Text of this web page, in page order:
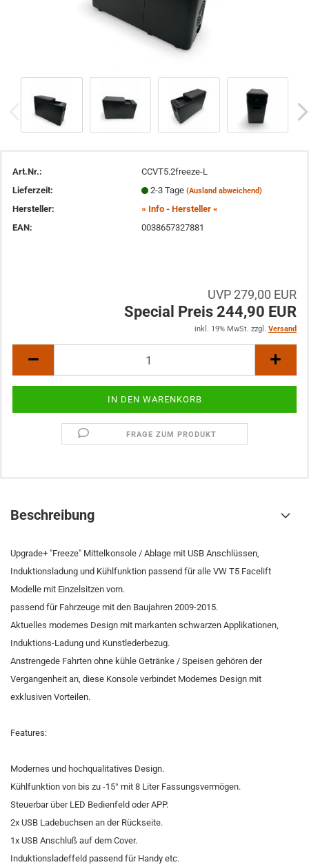
Art.Nr.:
CCVT5.2freeze-L
Lieferzeit:
2-3 Tage (Ausland abweichend)
Hersteller:
» Info - Hersteller «
EAN:
0038657327881
UVP 279,00 EUR
Special Preis 244,90 EUR
inkl. 19% MwSt. zzgl. Versand
FRAGE ZUM PRODUKT
Beschreibung
Upgrade+ "Freeze" Mittelkonsole / Ablage mit USB Anschlüssen,
Induktionsladung und Kühlfunktion passend für alle VW T5 Facelift
Modelle mit Einzelsitzen vorn.
passend für Fahrzeuge mit den Baujahren 2009-2015.
Aktuelles modernes Design mit markanten schwarzen Applikationen,
Induktions-Ladung und Kunstlederbezug.
Anstrengede Fahrten ohne kühle Getränke / Speisen gehören der
Vergangenheit an, diese Konsole verbindet Modernes Design mit
exklusiven Vorteilen.
Features:
Modernes und hochqualitatives Design.
Kühlfunktion von bis zu -15° mit 8 Liter Fassungsvermögen.
Steuerbar über LED Bedienfeld oder APP.
2x USB Ladebuchsen an der Rückseite.
1x USB Anschluß auf dem Cover.
Induktionsladeffeld passend für Handy etc.